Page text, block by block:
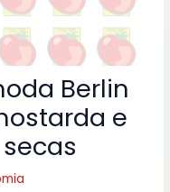
Berlin
e